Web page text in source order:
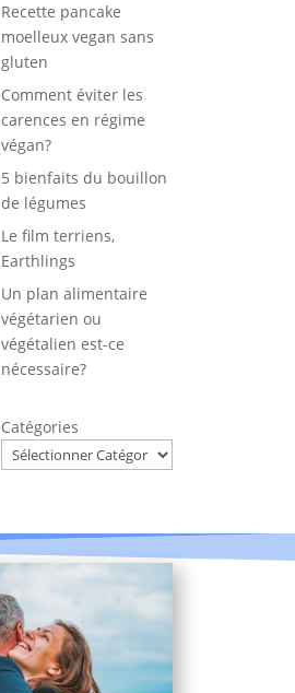
Recette pancake
moelleux vegan sans
gluten
Comment éviter les
carences en régime
végan?
5 bienfaits du bouillon
de légumes
Le film terriens,
Earthlings
Un plan alimentaire
végétarien ou
végétalien est-ce
nécessaire?
Catégories